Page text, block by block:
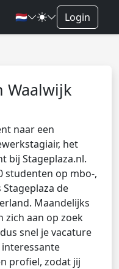
🇳🇱 Login
Waalwijk
naar een
het
bij Stageplaza.nl.
studenten op mbo-,
de
Maandelijks
zich aan op zoek
snel je vacature
profiel, zodat jij